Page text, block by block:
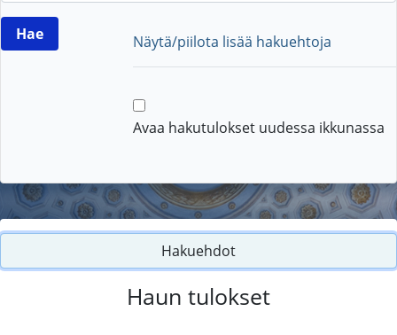
Näytä/piilota lisää hakuehtoja
Avaa hakutulokset uudessa ikkunassa
Hakuehdot
Haun tulokset